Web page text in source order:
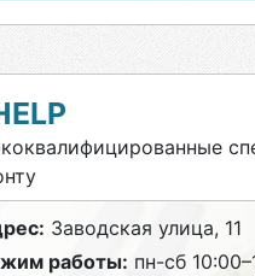
Заводская улица, 11
работы: пн-сб